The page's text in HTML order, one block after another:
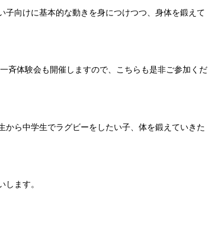
向けに基本的な動きを身につけつつ、身体を鍛えて
斉体験会も開催しますので、こちらも是非ご参加くだ
ら中学生でラグビーをしたい子、体を鍛えていきた
ます。